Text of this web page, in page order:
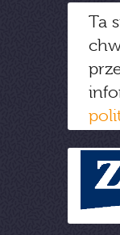
Ta